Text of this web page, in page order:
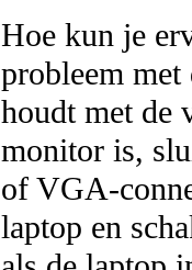
Hoe kun je
probleem met
houdt met de
monitor is,
of VGA-
laptop en